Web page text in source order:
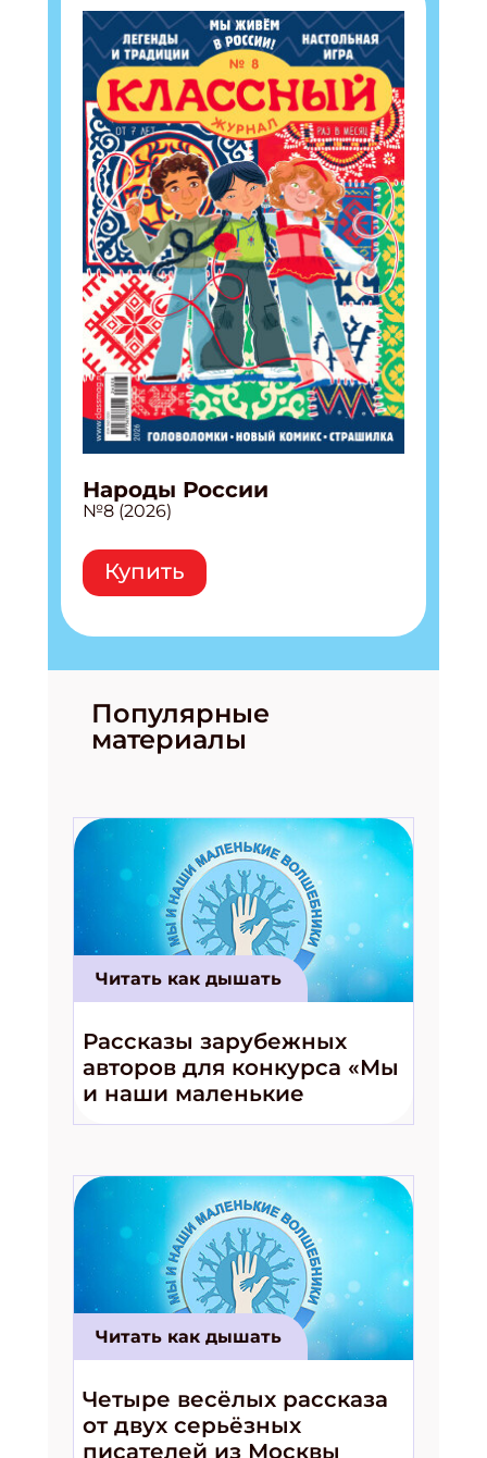
Народы России
№8 (2026)
Купить
Популярные
материалы
Читать как дышать
Рассказы зарубежных
авторов для конкурса «Мы
и наши маленькие
волшебники!»
Читать как дышать
Четыре весёлых рассказа
от двух серьёзных
писателей из Москвы